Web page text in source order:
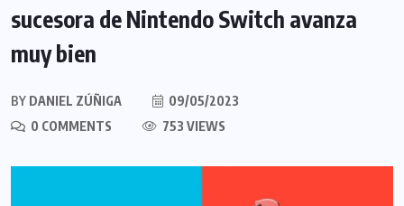
sucesora de Nintendo Switch avanza
muy bien
BY DANIEL ZÚÑIGA
09/05/2023
0 COMMENTS
753 VIEWS